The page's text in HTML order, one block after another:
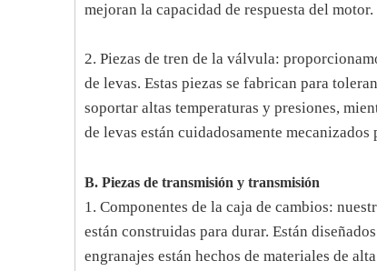
mejoran la capacidad de respuesta del motor.
2. Piezas de tren de la válvula:
de levas. Estas piezas se fabrican para
soportar altas temperaturas y presiones,
de levas están cuidadosamente
B. Piezas de transmisión y transmisión
1. Componentes de la caja de cambios:
están construidas para durar. Están
engranajes están hechos de materiales de